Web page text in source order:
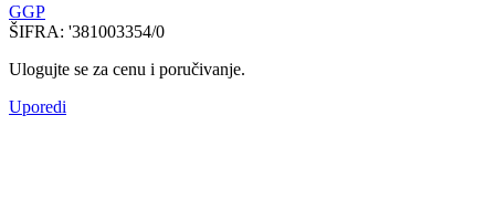
GGP
ŠIFRA: '381003354/0
Ulogujte se za cenu i poručivanje.
Uporedi